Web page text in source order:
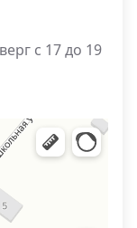
с 17 до 19